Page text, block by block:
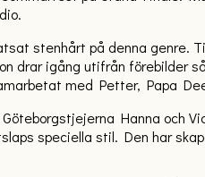
stenhårt på denna genre.
drar igång utifrån förebilder
med Petter, Papa
Hanna och
speciella stil. Den har